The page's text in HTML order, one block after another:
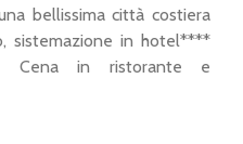
bellissima città costiera
sistemazione in hotel****
Cena in ristorante e